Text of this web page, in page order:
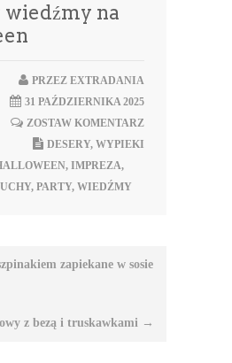
wiedźmy na
PRZEZ EXTRADANIA
31 PAŹDZIERNIKA 2025
ZOSTAW KOMENTARZ
DESERY, WYPIEKI
, IMPREZA,
, PARTY, WIEDŹMY
zapiekane w sosie
z bezą i truskawkami →